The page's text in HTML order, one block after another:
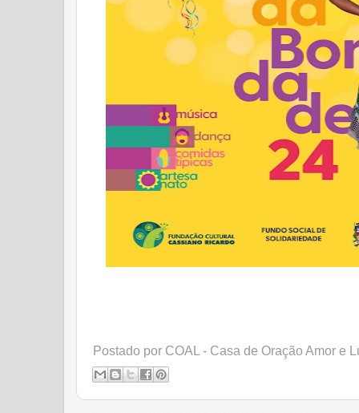
Postado por COAL - Casa de Oração Amor e